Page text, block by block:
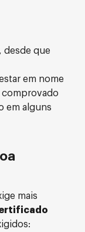
desde que
em nome
comprovado
em alguns
mais